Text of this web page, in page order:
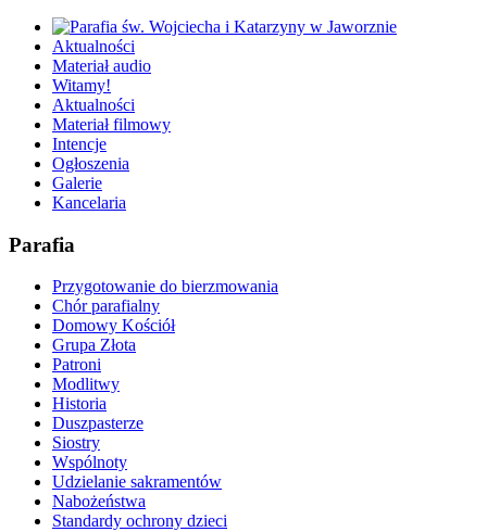
Aktualności
Materiał audio
Witamy!
Aktualności
Materiał filmowy
Intencje
Ogłoszenia
Galerie
Kancelaria
Parafia
Przygotowanie do bierzmowania
Chór parafialny
Domowy Kościół
Grupa Złota
Patroni
Modlitwy
Historia
Duszpasterze
Siostry
Wspólnoty
Udzielanie sakramentów
Nabożeństwa
Standardy ochrony dzieci